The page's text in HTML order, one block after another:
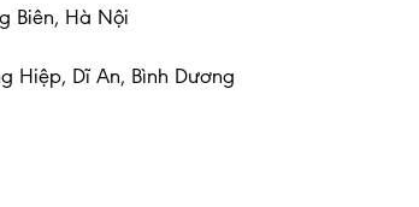
Biên, Hà Nội
Hiệp, Dĩ An, Bình Dương